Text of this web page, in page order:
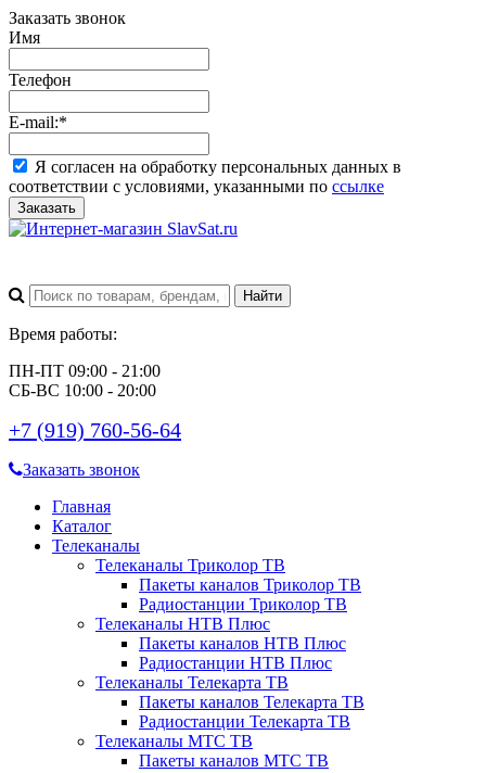
Заказать звонок
Имя
Телефон
E-mail:*
Я согласен на обработку персональных данных в
соответствии с условиями, указанными по ссылке
Заказать
Время работы:
ПН-ПТ 09:00 - 21:00
СБ-ВС 10:00 - 20:00
+7 (919) 760-56-64
Заказать звонок
Главная
Каталог
Телеканалы
Телеканалы Триколор ТВ
Пакеты каналов Триколор ТВ
Радиостанции Триколор ТВ
Телеканалы НТВ Плюс
Пакеты каналов НТВ Плюс
Радиостанции НТВ Плюс
Телеканалы Телекарта ТВ
Пакеты каналов Телекарта ТВ
Радиостанции Телекарта ТВ
Телеканалы МТС ТВ
Пакеты каналов МТС ТВ